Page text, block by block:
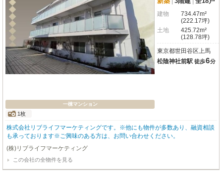
一棟マンション
1枚
建物
734.47m²
(222.17坪)
土地
425.72m²
(128.78坪)
東京都世田谷区上馬
松陰神社前駅 徒歩6分
株式会社リブライフマーケティングです。※他にも物件が多数あり、融資相談
も承っております※ご興味のある方は、お問い合わせください。
(株)リブライフマーケティング
この会社の全物件を見る